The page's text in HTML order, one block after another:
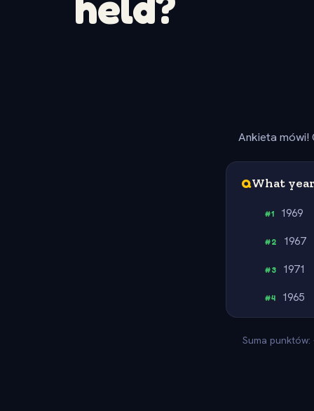
Ankieta mówi!
QWhat
#1 1969
#2 1967
#3 1971
#4 1965
Suma